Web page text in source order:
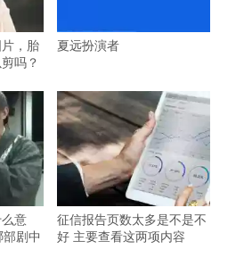
，胎
吗？
夏远扮演者
意
剧中
征信报告页数太多是不是不
好 主要查看这两项内容